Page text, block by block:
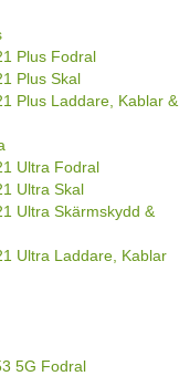
Plus Fodral
Plus Skal
Plus Laddare, Kablar &
Ultra Fodral
Ultra Skal
Ultra Skärmskydd &
Ultra Laddare, Kablar
5G Fodral